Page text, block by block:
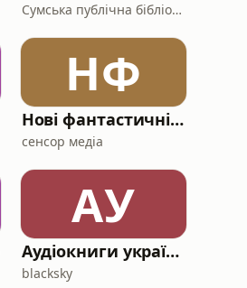
Сумська публічна бібліотека
НФ
Нові фантастичні книжки
сенсор медіа
АУ
Аудіокниги українською
blacksky